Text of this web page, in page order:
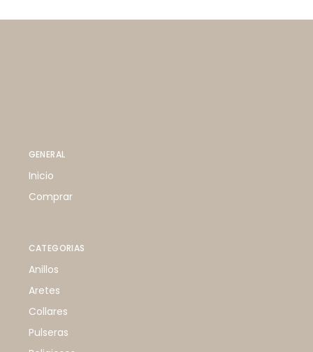
GENERAL
Inicio
Comprar
CATEGORIAS
Anillos
Aretes
Collares
Pulseras